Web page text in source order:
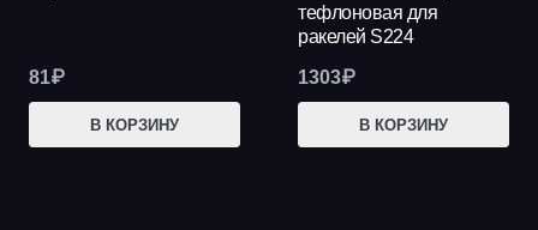
81₽
В КОРЗИНУ
тефлоновая для
ракелей S224
1303₽
В КОРЗИНУ